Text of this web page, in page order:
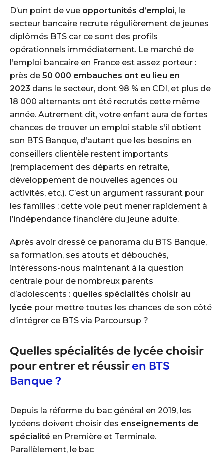
D’un point de vue opportunités d’emploi, le
secteur bancaire recrute régulièrement de jeunes
diplômés BTS car ce sont des profils
opérationnels immédiatement. Le marché de
l’emploi bancaire en France est assez porteur :
près de 50 000 embauches ont eu lieu en
2023 dans le secteur, dont 98 % en CDI, et plus de
18 000 alternants ont été recrutés cette même
année. Autrement dit, votre enfant aura de fortes
chances de trouver un emploi stable s’il obtient
son BTS Banque, d’autant que les besoins en
conseillers clientèle restent importants
(remplacement des départs en retraite,
développement de nouvelles agences ou
activités, etc.). C’est un argument rassurant pour
les familles : cette voie peut mener rapidement à
l’indépendance financière du jeune adulte.
Après avoir dressé ce panorama du BTS Banque,
sa formation, ses atouts et débouchés,
intéressons-nous maintenant à la question
centrale pour de nombreux parents
d’adolescents : quelles spécialités choisir au
lycée pour mettre toutes les chances de son côté
d’intégrer ce BTS via Parcoursup ?
Quelles spécialités de lycée choisir
pour entrer et réussiren BTS
Banque ?
Depuis la réforme du bac général en 2019, les
lycéens doivent choisir des enseignements de
spécialité en Première et Terminale.
Parallèlement, le bac